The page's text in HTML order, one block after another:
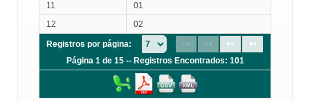
11
01
12
02
Registros por página:
Página 1 de 15 -- Registros Encontrados: 101